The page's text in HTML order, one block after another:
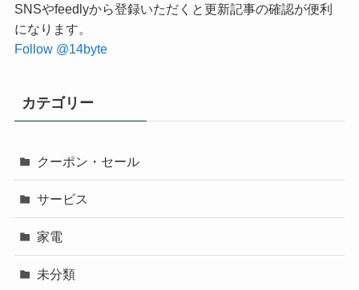
SNSやfeedlyから登録いただくと更新記事の確認が便利
になります。
Follow @14byte
カテゴリー
クーポン・セール
サービス
家電
未分類